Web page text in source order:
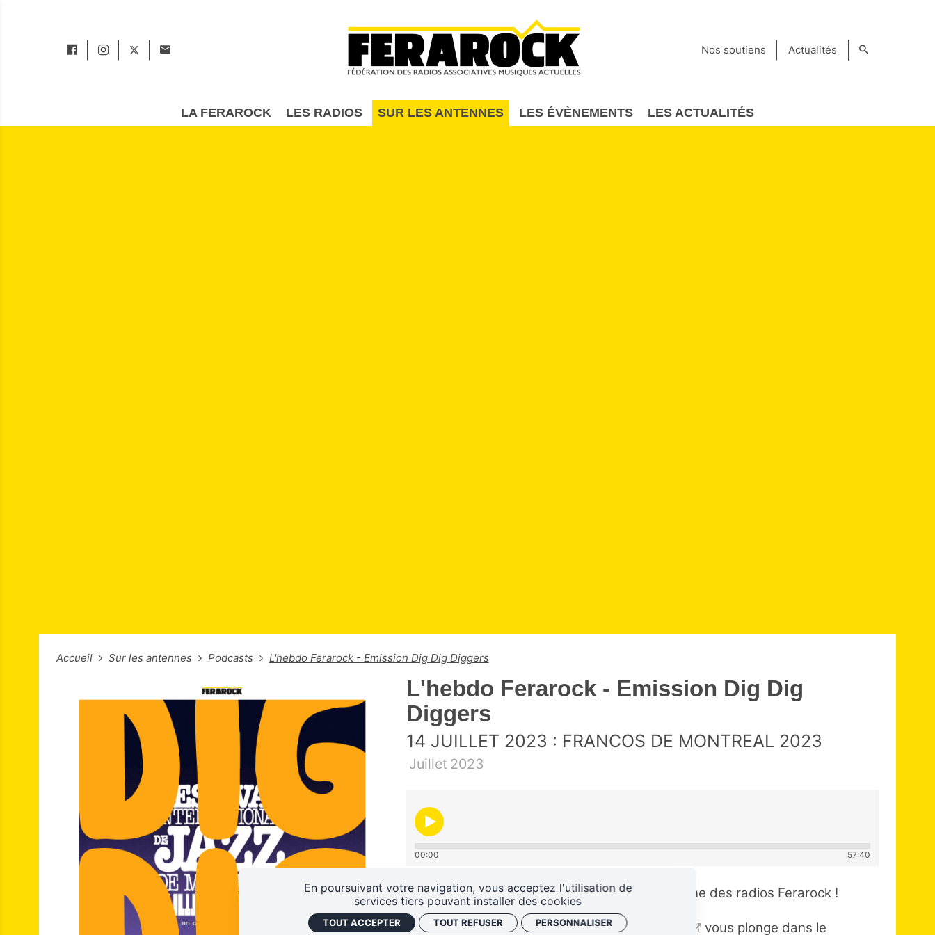
Nos soutiens Actualités
LA FERAROCK LES RADIOS SUR LES ANTENNES LES ÉVÈNEMENTS LES ACTUALITÉS
Accueil Sur les antennes Podcasts L'hebdo Ferarock - Emission Dig Dig Diggers
L'hebdo Ferarock - Emission Dig Dig
Diggers
14 JUILLET 2023 : FRANCOS DE MONTREAL 2023
Juillet 2023
00:00 57:40
Vous écoutez Dig Dig Diggers, le magazine des radios Ferarock !
Cette semaine Jordane deRadio Méga vous plonge dans le
En poursuivant votre navigation, vous acceptez l'utilisation de
services tiers pouvant installer des cookies
TOUT ACCEPTER TOUT REFUSER PERSONNALISER